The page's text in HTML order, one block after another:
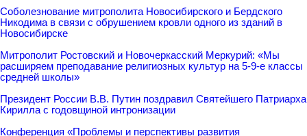
Соболезнование митрополита Новосибирского и Бердского
Никодима в связи с обрушением кровли одного из зданий в
Новосибирске
Митрополит Ростовский и Новочеркасский Меркурий: «Мы
расширяем преподавание религиозных культур на 5-9-е классы
средней школы»
Президент России В.В. Путин поздравил Святейшего Патриарха
Кирилла с годовщиной интронизации
Конференция «Проблемы и перспективы развития